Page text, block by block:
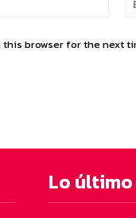
this browser for the next
Lo último